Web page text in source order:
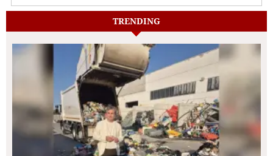
TRENDING